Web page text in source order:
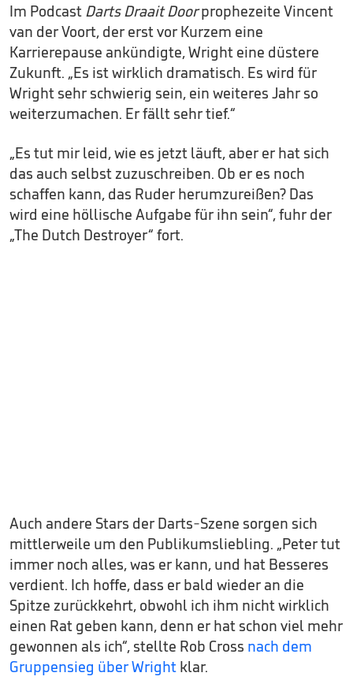
Im Podcast Darts Draait Doorprophezeite Vincent
van der Voort, der erst vor Kurzem eine
Karrierepause ankündigte, Wright eine düstere
Zukunft. „Es ist wirklich dramatisch. Es wird für
Wright sehr schwierig sein, ein weiteres Jahr so
weiterzumachen. Er fällt sehr tief.“
„Es tut mir leid, wie es jetzt läuft, aber er hat sich
das auch selbst zuzuschreiben. Ob er es noch
schaffen kann, das Ruder herumzureißen? Das
wird eine höllische Aufgabe für ihn sein“, fuhr der
„The Dutch Destroyer“ fort.
Auch andere Stars der Darts-Szene sorgen sich
mittlerweile um den Publikumsliebling. „Peter tut
immer noch alles, was er kann, und hat Besseres
verdient. Ich hoffe, dass er bald wieder an die
Spitze zurückkehrt, obwohl ich ihm nicht wirklich
einen Rat geben kann, denn er hat schon viel mehr
gewonnen als ich“, stellte Rob Cross nach dem
Gruppensieg über Wright klar.